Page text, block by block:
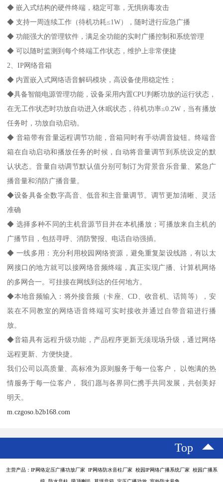
◆ 嵌入式结构的硬件终端，稳定可靠，无惧病毒攻击
◆ 支持一周连续工作（待机功耗≤1W），随时进行应急广播
◆ 功能强大的管理软件，满足全功能的实时广播控制和系统管理
◆ 可以随时监测到每个终端工作状态，维护上非常便捷
2、IP网络音箱
◆ 内置嵌入式网络语音解码模块，高设备使用稳定性；
◆具备智能电源管理功能，设备采用内置CPU判断功放的运行状态，
在无工作状态时功放自动进入休眠状态，待机功率≤0.2W，当有播放
任务时，功放自动启动。
◆ 音箱带有音量远程调节功能，音箱同时有手动调音旋钮。终端音
箱在自动启动和播放任务的时候，自动将音量调节到系统设定的默
认状态。音量自动调节默认值分别可制订为背景音乐音量、紧急广
播音量和消防广播音量。
◆设备具备全数字高音、低音和主音量调节。调节更加清晰、灵活
准确
◆ 选择多种不同的主机音源节目并在本机播放；可播放来自主机的
广播节目，包括寻呼、消防警报、电话自动强插。
◆ 一线多用：充分利用校园网络资源，避免重复架设线路，有以太
网接口的地方就可以接网络音频终端，真正实现广播、计算机网络
的多网合一。可挂接在网线到达的任何地方。
◆本地音频输入：将外接音频（卡座、CD、收音机、话筒等），安
装在不同教室的网络语音终端可实时接收并通过自带音箱进行播
放。
◆音箱具有远程升级功能，产品程序更新无须现场升级，通过网络
远程更新、方便快捷。
我们公司以高质量、高标准为原则服务于每一位客户， 以饱满的热
情服务于每一位客户， 我们愿与各界同仁携手共同发展，共创美好
明天。
m.czgoso.b2b168.com
Top
主营产品：IP网络定压广播功放厂家 IP网络防水音柱厂家 校园IP网络广播系统厂家 校园广播系